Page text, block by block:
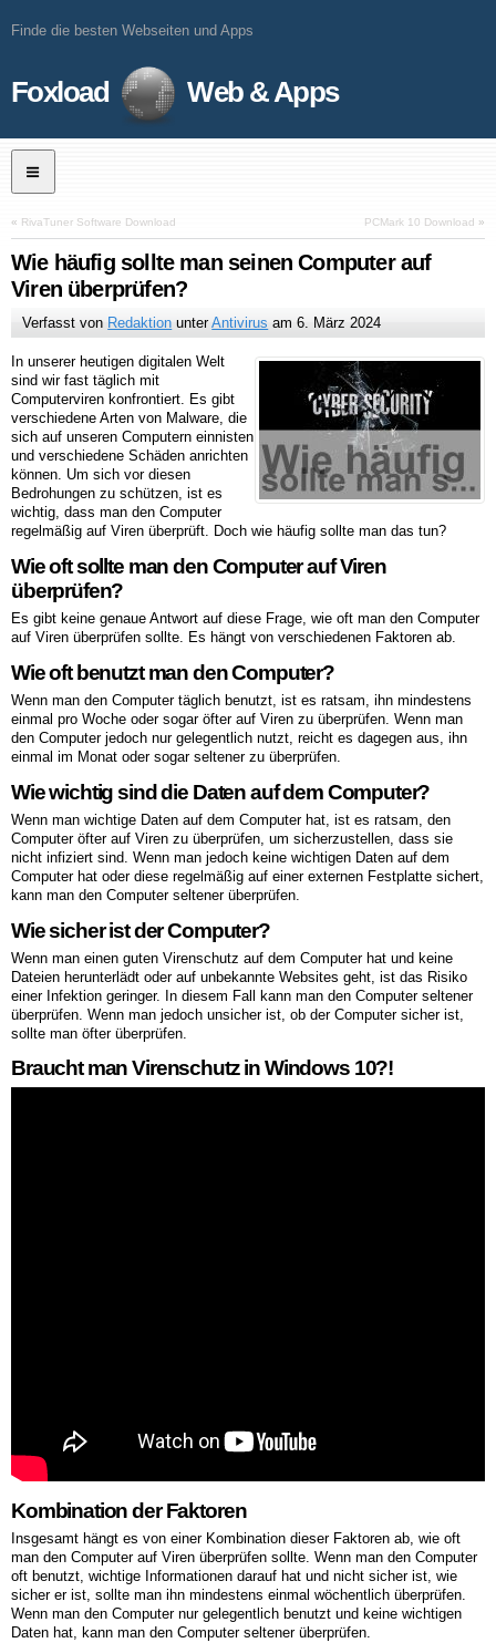
Finde die besten Webseiten und Apps
Foxload Web & Apps
« RivaTuner Software Download PCMark 10 Download »
Wie häufig sollte man seinen Computer auf
Viren überprüfen?
Verfasst von Redaktion unterAntivirus am6. März 2024
In unserer heutigen digitalen Welt
sind wir fast täglich mit
Computerviren konfrontiert. Es gibt
verschiedene Arten von Malware, die
sich auf unseren Computern einnisten
und verschiedene Schäden anrichten
können. Um sich vor diesen
Bedrohungen zu schützen, ist es
wichtig, dass man den Computer
regelmäßig auf Viren überprüft. Doch wie häufig sollte man das tun?
Wie oft sollte man den Computer auf Viren
überprüfen?
Es gibt keine genaue Antwort auf diese Frage, wie oft man den Computer
auf Viren überprüfen sollte. Es hängt von verschiedenen Faktoren ab.
Wie oft benutzt man den Computer?
Wenn man den Computer täglich benutzt, ist es ratsam, ihn mindestens
einmal pro Woche oder sogar öfter auf Viren zu überprüfen. Wenn man
den Computer jedoch nur gelegentlich nutzt, reicht es dagegen aus, ihn
einmal im Monat oder sogar seltener zu überprüfen.
Wie wichtig sind die Daten auf dem Computer?
Wenn man wichtige Daten auf dem Computer hat, ist es ratsam, den
Computer öfter auf Viren zu überprüfen, um sicherzustellen, dass sie
nicht infiziert sind. Wenn man jedoch keine wichtigen Daten auf dem
Computer hat oder diese regelmäßig auf einer externen Festplatte sichert,
kann man den Computer seltener überprüfen.
Wie sicher ist der Computer?
Wenn man einen guten Virenschutz auf dem Computer hat und keine
Dateien herunterlädt oder auf unbekannte Websites geht, ist das Risiko
einer Infektion geringer. In diesem Fall kann man den Computer seltener
überprüfen. Wenn man jedoch unsicher ist, ob der Computer sicher ist,
sollte man öfter überprüfen.
Braucht man Virenschutz in Windows 10?!
Kombination der Faktoren
Insgesamt hängt es von einer Kombination dieser Faktoren ab, wie oft
man den Computer auf Viren überprüfen sollte. Wenn man den Computer
oft benutzt, wichtige Informationen darauf hat und nicht sicher ist, wie
sicher er ist, sollte man ihn mindestens einmal wöchentlich überprüfen.
Wenn man den Computer nur gelegentlich benutzt und keine wichtigen
Daten hat, kann man den Computer seltener überprüfen.